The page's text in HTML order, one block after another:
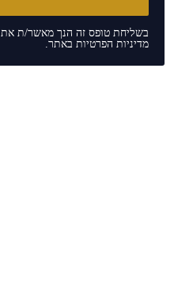
בשליחת טופס זה הנך מאשר/ת את
מדיניות הפרטיותבאתר.